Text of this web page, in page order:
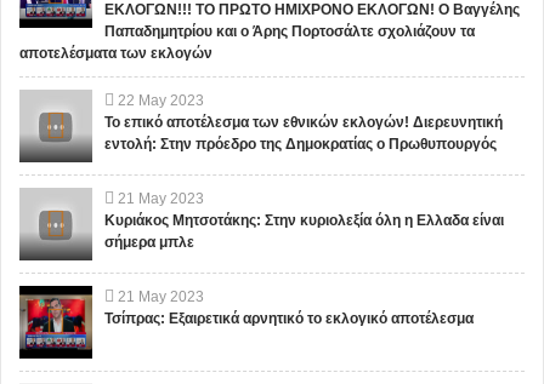
ΕΚΛΟΓΩΝ!!! ΤΟ ΠΡΩΤΟ ΗΜΙΧΡΟΝΟ ΕΚΛΟΓΩΝ! Ο Βαγγέλης
Παπαδημητρίου και ο Άρης Πορτοσάλτε σχολιάζουν τα
αποτελέσματα των εκλογών
22 May 2023
Το επικό αποτέλεσμα των εθνικών εκλογών! Διερευνητική
εντολή: Στην πρόεδρο της Δημοκρατίας ο Πρωθυπουργός
21 May 2023
Κυριάκος Μητσοτάκης: Στην κυριολεξία όλη η Ελλαδα είναι
σήμερα μπλε
21 May 2023
Τσίπρας: Εξαιρετικά αρνητικό το εκλογικό αποτέλεσμα